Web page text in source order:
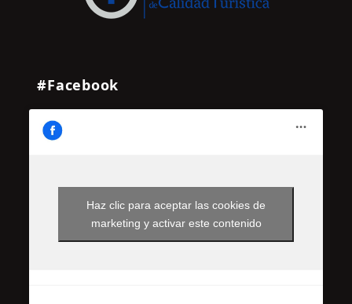
#Facebook
Haz clic para aceptar las cookies de
marketing y activar este contenido